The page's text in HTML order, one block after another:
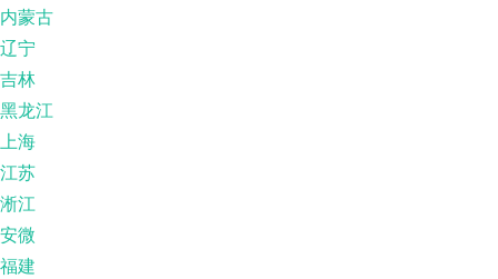
内蒙古
辽宁
吉林
黑龙江
上海
江苏
淅江
安微
福建